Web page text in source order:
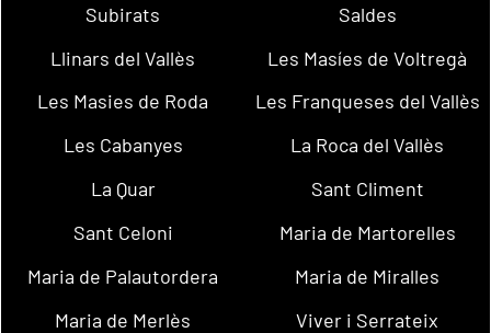
Subirats
Saldes
Llinars del Vallès
Les Masíes de Voltregà
Les Masies de Roda
Les Franqueses del Vallès
Les Cabanyes
La Roca del Vallès
La Quar
Sant Climent
Sant Celoni
Maria de Martorelles
Maria de Palautordera
Maria de Miralles
Maria de Merlès
Viver i Serrateix